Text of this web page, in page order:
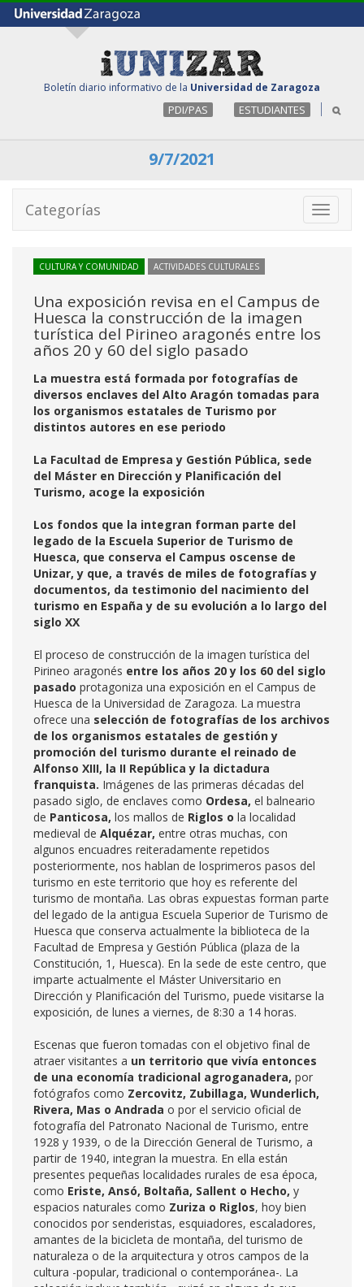
Boletín diario informativo de la Universidad de Zaragoza
PDI/PAS ESTUDIANTES
9/7/2021
Toggle
Categorías
CULTURA Y COMUNIDAD ACTIVIDADES CULTURALES
Una exposición revisa en el Campus de
Huesca la construcción de la imagen
turística del Pirineo aragonés entre los
años 20 y 60 del siglo pasado
La muestra está formada por fotografías de
diversos enclaves del Alto Aragón tomadas para
los organismos estatales de Turismo por
distintos autores en ese periodo
La Facultad de Empresa y Gestión Pública, sede
del Máster en Dirección y Planificación del
Turismo, acoge la exposición
Los fondos que la integran forman parte del
legado de la Escuela Superior de Turismo de
Huesca, que conserva el Campus oscense de
Unizar, y que, a través de miles de fotografías y
documentos, da testimonio del nacimiento del
turismo en España y de su evolución a lo largo del
siglo XX
El proceso de construcción de la imagen turística del
Pirineo aragonés entre los años 20 y los 60 del siglo
pasado protagoniza una exposición en el Campus de
Huesca de la Universidad de Zaragoza. La muestra
ofrece una selección de fotografías de los archivos
de los organismos estatales de gestión y
promoción del turismo durante el reinado de
Alfonso XIII, la II República y la dictadura
franquista. Imágenes de las primeras décadas del
pasado siglo, de enclaves como Ordesa, el balneario
de Panticosa, los mallos de Riglos o la localidad
medieval de Alquézar, entre otras muchas, con
algunos encuadres reiteradamente repetidos
posteriormente, nos hablan de losprimeros pasos del
turismo en este territorio que hoy es referente del
turismo de montaña. Las obras expuestas forman parte
del legado de la antigua Escuela Superior de Turismo de
Huesca que conserva actualmente la biblioteca de la
Facultad de Empresa y Gestión Pública (plaza de la
Constitución, 1, Huesca). En la sede de este centro, que
imparte actualmente el Máster Universitario en
Dirección y Planificación del Turismo, puede visitarse la
exposición, de lunes a viernes, de 8:30 a 14 horas.
Escenas que fueron tomadas con el objetivo final de
atraer visitantes a un territorio que vivía entonces
de una economía tradicional agroganadera, por
fotógrafos como Zercovitz, Zubillaga, Wunderlich,
Rivera, Mas o Andrada o por el servicio oficial de
fotografía del Patronato Nacional de Turismo, entre
1928 y 1939, o de la Dirección General de Turismo, a
partir de 1940, integran la muestra. En ella están
presentes pequeñas localidades rurales de esa época,
como Eriste, Ansó, Boltaña, Sallent o Hecho, y
espacios naturales como Zuriza o Riglos, hoy bien
conocidos por senderistas, esquiadores, escaladores,
amantes de la bicicleta de montaña, del turismo de
naturaleza o de la arquitectura y otros campos de la
cultura -popular, tradicional o contemporánea-. La